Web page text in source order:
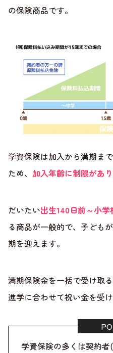
の保険商品です。
学資保険は加入から満期ま
ため、 加入年齢に制限があ
だいたい出生140日前～小学
る商品が一般的で、子ども
期を迎えます。
満期保険金を一括で受け取
進学に合わせて祝い金を受
学資保険の多くは契約